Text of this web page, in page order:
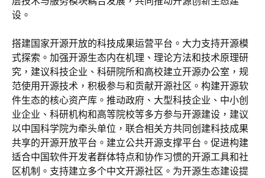
设。
搭建国家开源开放的科技成果运营平台。大力支持开源模
式探索。加强开源生态内在机理、理论方法和技术原理研
究，建议科技企业、科研院所和高校建立开源办公室，规
范使用开源技术，积极参与和贡献开源社区。构建开源软
件生态的核心资产库。推动政府、大型科技企业、中小创
业企业、科研机构和高等院校等多方参与开源建设，建议
以中国科学院为牵头单位，联合相关方共同创建科技成果
共享的开源开放平台。建立公共开源支撑平台。促进构建
适合中国软件开发者群体特点和协作习惯的开源工具和社
区机制。支持建立多个中文开源社区。为开源生态建设提